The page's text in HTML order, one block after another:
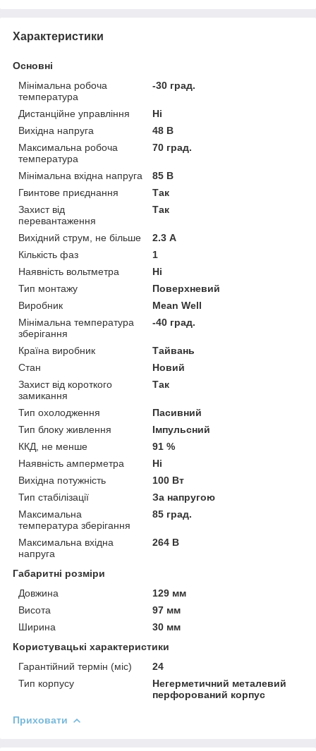
Характеристики
Основні
Мінімальна робоча
температура
-30 град.
Дистанційне управління
Ні
Вихідна напруга
48 В
Максимальна робоча
температура
70 град.
Мінімальна вхідна напруга
85 В
Гвинтове приєднання
Так
Захист від
перевантаження
Так
Вихідний струм, не більше
2.3 А
Кількість фаз
1
Наявність вольтметра
Ні
Тип монтажу
Поверхневий
Виробник
Mean Well
Мінімальна температура
зберігання
-40 град.
Країна виробник
Тайвань
Стан
Новий
Захист від короткого
замикання
Так
Тип охолодження
Пасивний
Тип блоку живлення
Імпульсний
ККД, не менше
91 %
Наявність амперметра
Ні
Вихідна потужність
100 Вт
Тип стабілізації
За напругою
Максимальна
температура зберігання
85 град.
Максимальна вхідна
напруга
264 В
Габаритні розміри
Довжина
129 мм
Висота
97 мм
Ширина
30 мм
Користувацькі характеристики
Гарантійний термін (міс)
24
Тип корпусу
Негерметичний металевий
перфорований корпус
Приховати